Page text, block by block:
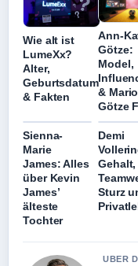
Wie alt ist
LumeXx?
Alter,
Geburtsdatum
& Fakten
Ann-
Götze:
Model,
& Mario
Götze
Sienna-
Marie
James: Alles
über Kevin
James’
älteste
Tochter
Demi
Gehalt,
Sturz
UBER